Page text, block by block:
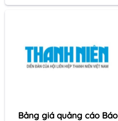
Bảng giá quảng cáo Báo